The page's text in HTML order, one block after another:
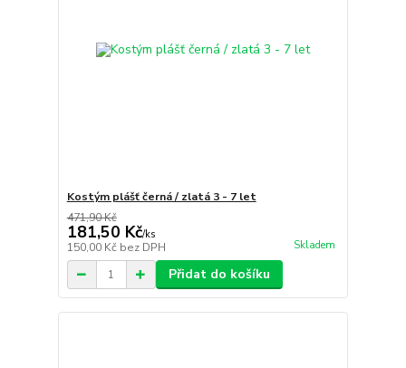
Kostým plášť černá / zlatá 3 - 7 let
471,90 Kč
181,50 Kč/ks
150,00 Kč bez DPH Skladem
Přidat do košíku